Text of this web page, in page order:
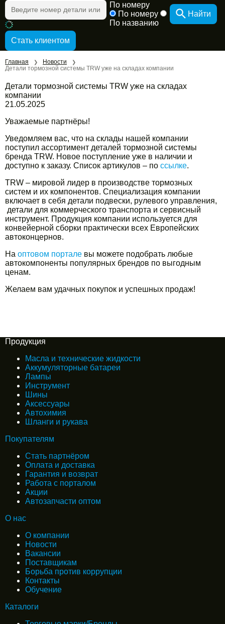
По номеру
По номеру
По названию
Найти
Главная ❯ Новости ❯
Детали тормозной системы TRW уже на складах компании
Детали тормозной системы TRW уже на складах
компании
21.05.2025
Уважаемые партнёры!
Уведомляем вас, что на склады нашей компании
поступил ассортимент деталей тормозной системы
бренда TRW. Новое поступление уже в наличии и
доступно к заказу. Список артикулов – по ссылке.
TRW – мировой лидер в производстве тормозных
систем и их компонентов. Специализация компании
включает в себя детали подвески, рулевого управления,
детали для коммерческого транспорта и сервисный
инструмент. Продукция компании используется для
конвейерной сборки практически всех Европейских
автоконцернов.
На оптовом портале вы можете подобрать любые
автокомпоненты популярных брендов по выгодным
ценам.
Желаем вам удачных покупок и успешных продаж!
Продукция
Масла и технические жидкости
Аккумуляторные батареи
Лампы
Инструмент
Шины
Аксессуары
Автохимия
Шланги и рукава
Покупателям
Стать партнёром
Оплата и доставка
Гарантия и возврат
Работа с порталом
Акции
Автозапчасти оптом
О нас
О компании
Новости
Вакансии
Поставщикам
Борьба против коррупции
Контакты
Обучение
Каталоги